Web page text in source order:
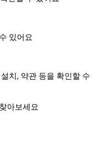
있어요
치, 약관 등을 확인할 수
아보세요